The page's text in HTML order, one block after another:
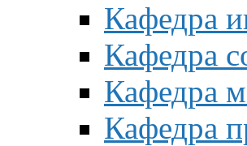
Кафедра
Кафедра
Кафедра
Кафедра